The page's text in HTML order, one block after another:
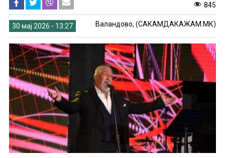
845
30 мај 2026 - 13:27 Валандово, (САКАМДАКАЖАМ.МК)